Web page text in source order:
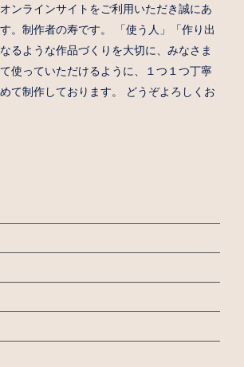
ンラインサイトをご利用いただき誠にあ
。制作者の寿です。 「使う人」「作り出
るような作品づくりを大切に、みなさま
使っていただけるように、１つ１つ丁寧
て制作しております。 どうぞよろしくお